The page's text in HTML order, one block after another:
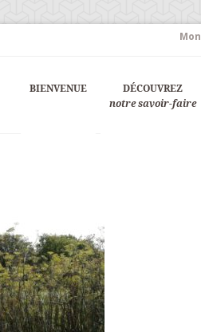
BIENVENUE
DÉCOUVREZ
notre savoir-faire